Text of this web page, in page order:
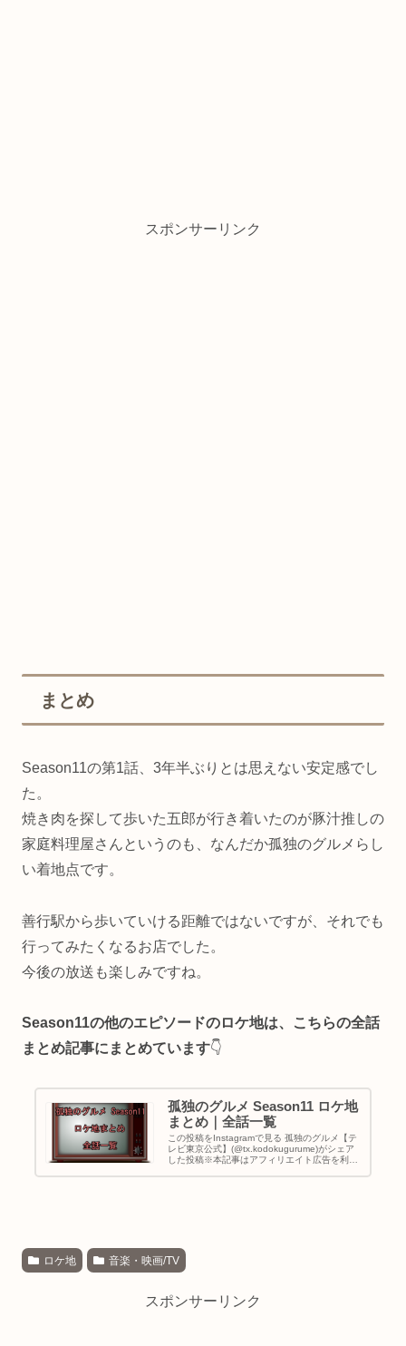
スポンサーリンク
まとめ
Season11の第1話、3年半ぶりとは思えない安定感でし
た。
焼き肉を探して歩いた五郎が行き着いたのが豚汁推しの
家庭料理屋さんというのも、なんだか孤独のグルメらし
い着地点です。
善行駅から歩いていける距離ではないですが、それでも
行ってみたくなるお店でした。
今後の放送も楽しみですね。
Season11の他のエピソードのロケ地は、こちらの全話
まとめ記事にまとめています👇
孤独のグルメ Season11 ロケ地
まとめ｜全話一覧
この投稿をInstagramで見る 孤独のグルメ【テ
レビ東京公式】(@tx.kodokugurume)がシェア
した投稿※本記事はアフィリエイト広告を利用
ロケ地 音楽・映画/TV
スポンサーリンク